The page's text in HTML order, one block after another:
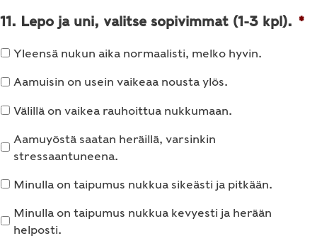
11. Lepo ja uni, valitse sopivimmat (1-3 kpl). *
Yleensä nukun aika normaalisti, melko hyvin.
Aamuisin on usein vaikeaa nousta ylös.
Välillä on vaikea rauhoittua nukkumaan.
Aamuyöstä saatan heräillä, varsinkin
stressaantuneena.
Minulla on taipumus nukkua sikeästi ja pitkään.
Minulla on taipumus nukkua kevyesti ja herään
helposti.